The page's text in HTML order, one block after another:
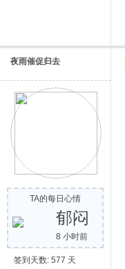
夜雨催促归去
TA的每日心情
郁闷
8 小时前
签到天数: 577 天